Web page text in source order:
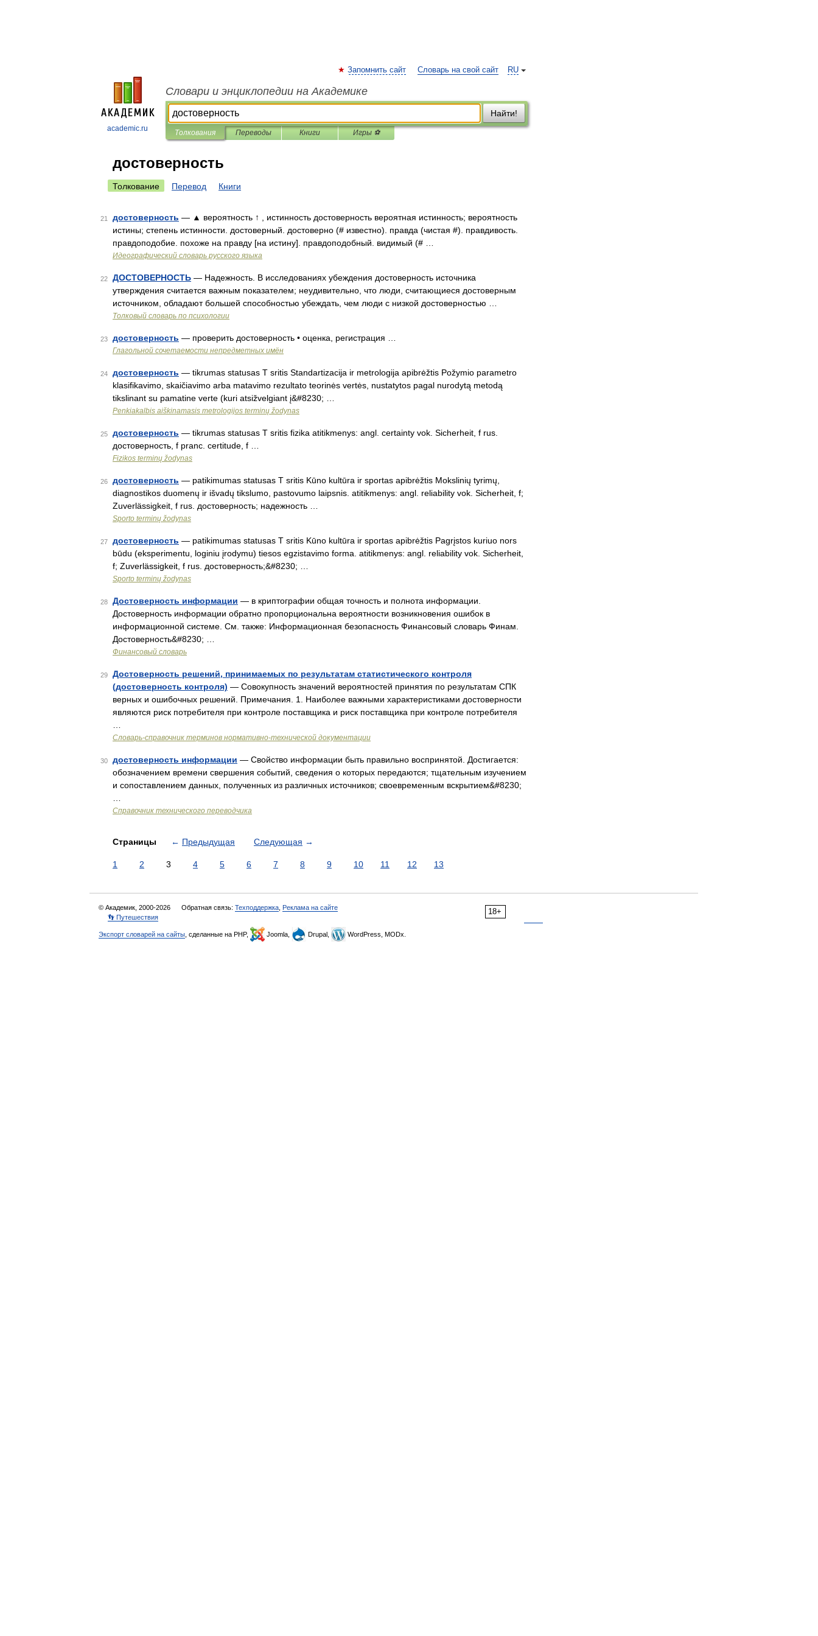
academic.ru
RU
Запомнить сайт Словарь на свой сайт
Словари и энциклопедии на Академике
Найти!
Толкования Переводы Книги Игры ⚽
достоверность
Толкование Перевод Книги
21 достоверность — ▲ вероятность ↑ , истинность достоверность вероятная истинность; вероятность
истины; степень истинности. достоверный. достоверно (# известно). правда (чистая #). правдивость.
правдоподобие. похоже на правду [на истину]. правдоподобный. видимый (# …
Идеографический словарь русского языка
22 ДОСТОВЕРНОСТЬ — Надежность. В исследованиях убеждения достоверность источника
утверждения считается важным показателем; неудивительно, что люди, считающиеся достоверным
источником, обладают большей способностью убеждать, чем люди с низкой достоверностью …
Толковый словарь по психологии
23 достоверность — проверить достоверность • оценка, регистрация …
Глагольной сочетаемости непредметных имён
24 достоверность — tikrumas statusas T sritis Standartizacija ir metrologija apibrėžtis Požymio parametro
klasifikavimo, skaičiavimo arba matavimo rezultato teorinės vertės, nustatytos pagal nurodytą metodą
tikslinant su pamatine verte (kuri atsižvelgiant į&#8230; …
Penkiakalbis aiškinamasis metrologijos terminų žodynas
25 достоверность — tikrumas statusas T sritis fizika atitikmenys: angl. certainty vok. Sicherheit, f rus.
достоверность, f pranc. certitude, f …
Fizikos terminų žodynas
26 достоверность — patikimumas statusas T sritis Kūno kultūra ir sportas apibrėžtis Mokslinių tyrimų,
diagnostikos duomenų ir išvadų tikslumo, pastovumo laipsnis. atitikmenys: angl. reliability vok. Sicherheit, f;
Zuverlässigkeit, f rus. достоверность; надежность …
Sporto terminų žodynas
27 достоверность — patikimumas statusas T sritis Kūno kultūra ir sportas apibrėžtis Pagrįstos kuriuo nors
būdu (eksperimentu, loginiu įrodymu) tiesos egzistavimo forma. atitikmenys: angl. reliability vok. Sicherheit,
f; Zuverlässigkeit, f rus. достоверность;&#8230; …
Sporto terminų žodynas
28 Достоверность информации — в криптографии общая точность и полнота информации.
Достоверность информации обратно пропорциональна вероятности возникновения ошибок в
информационной системе. См. также: Информационная безопасность Финансовый словарь Финам.
Достоверность&#8230; …
Финансовый словарь
29
Достоверность решений, принимаемых по результатам статистического контроля
(достоверность контроля) — Совокупность значений вероятностей принятия по результатам СПК
верных и ошибочных решений. Примечания. 1. Наиболее важными характеристиками достоверности
являются риск потребителя при контроле поставщика и риск поставщика при контроле потребителя
Словарь-справочник терминов нормативно-технической документации
30 достоверность информации — Свойство информации быть правильно воспринятой. Достигается:
обозначением времени свершения событий, сведения о которых передаются; тщательным изучением
и сопоставлением данных, полученных из различных источников; своевременным вскрытием&#8230;
Справочник технического переводчика
Страницы ← Предыдущая Следующая →
1 2 3 4 5 6 7 8 9 10 11 12 13
18+
© Академик, 2000-2026 Обратная связь: Техподдержка Реклама на сайте
👣 Путешествия
Экспорт словарей на сайты , сделанные на PHP, Joomla, Drupal, WordPress, MODx.